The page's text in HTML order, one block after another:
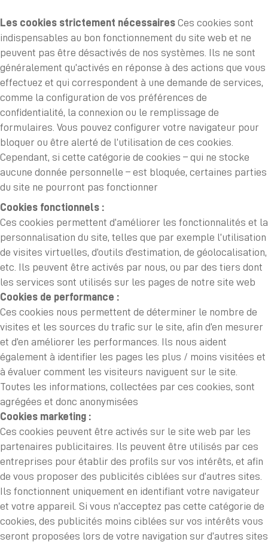
Les cookies strictement nécessaires Ces cookies sont
indispensables au bon fonctionnement du site web et ne
peuvent pas être désactivés de nos systèmes. Ils ne sont
généralement qu’activés en réponse à des actions que vous
effectuez et qui correspondent à une demande de services,
comme la configuration de vos préférences de
confidentialité, la connexion ou le remplissage de
formulaires. Vous pouvez configurer votre navigateur pour
bloquer ou être alerté de l’utilisation de ces cookies.
Cependant, si cette catégorie de cookies – qui ne stocke
aucune donnée personnelle – est bloquée, certaines parties
du site ne pourront pas fonctionner
Cookies fonctionnels :
Ces cookies permettent d’améliorer les fonctionnalités et la
personnalisation du site, telles que par exemple l’utilisation
de visites virtuelles, d’outils d’estimation, de géolocalisation,
etc. Ils peuvent être activés par nous, ou par des tiers dont
les services sont utilisés sur les pages de notre site web
Cookies de performance :
Ces cookies nous permettent de déterminer le nombre de
visites et les sources du trafic sur le site, afin d’en mesurer
et d’en améliorer les performances. Ils nous aident
également à identifier les pages les plus / moins visitées et
à évaluer comment les visiteurs naviguent sur le site.
Toutes les informations, collectées par ces cookies, sont
agrégées et donc anonymisées
Cookies marketing :
Ces cookies peuvent être activés sur le site web par les
partenaires publicitaires. Ils peuvent être utilisés par ces
entreprises pour établir des profils sur vos intérêts, et afin
de vous proposer des publicités ciblées sur d’autres sites.
Ils fonctionnent uniquement en identifiant votre navigateur
et votre appareil. Si vous n’acceptez pas cette catégorie de
cookies, des publicités moins ciblées sur vos intérêts vous
seront proposées lors de votre navigation sur d’autres sites